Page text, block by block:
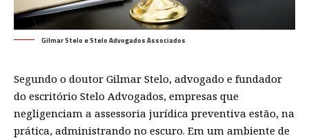
Gilmar Stelo e Stelo Advogados Associados
Segundo o doutor Gilmar Stelo, advogado e fundador
do escritório Stelo Advogados, empresas que
negligenciam a assessoria jurídica preventiva estão, na
prática, administrando no escuro. Em um ambiente de